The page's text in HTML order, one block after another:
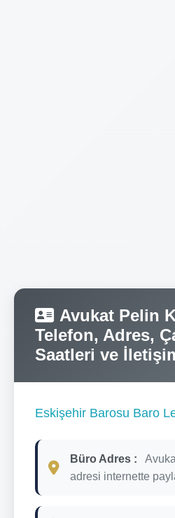
Avukat Pelin
Telefon, Adres,
Saatleri ve
Eskişehir Barosu Baro
Büro Adres :
adresi internette